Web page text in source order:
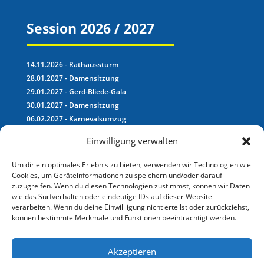
Einwilligung verwalten
Um dir ein optimales Erlebnis zu bieten, verwenden wir Technologien wie
Cookies, um Geräteinformationen zu speichern und/oder darauf
zuzugreifen. Wenn du diesen Technologien zustimmst, können wir Daten
wie das Surfverhalten oder eindeutige IDs auf dieser Website
verarbeiten. Wenn du deine Einwillligung nicht erteilst oder zurückziehst,
können bestimmte Merkmale und Funktionen beeinträchtigt werden.
Akzeptieren
Session 2026 / 2027
14.11.2026 - Rathaussturm
28.01.2027 - Damensitzung
29.01.2027 - Gerd-Bliede-Gala
30.01.2027 - Damensitzung
06.02.2027 - Karnevalsumzug
Unser aktuelles Motto:
Karneval auf hoher
See, PCV Aloahee